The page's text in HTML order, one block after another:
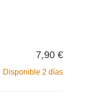
7,90 €
Disponible 2 días